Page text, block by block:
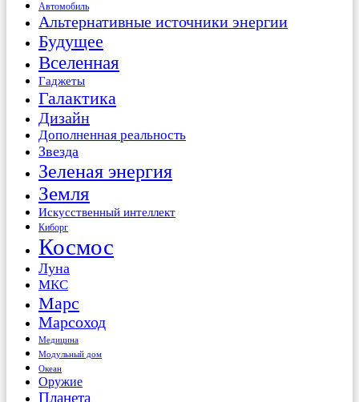
Автомобиль
Альтернативные источники энергии
Будущее
Вселенная
Гаджеты
Галактика
Дизайн
Дополненная реальность
Звезда
Зеленая энергия
Земля
Искусственный интеллект
Киборг
Космос
Луна
МКС
Марс
Марсоход
Медицина
Модульный дом
Океан
Оружие
Планета